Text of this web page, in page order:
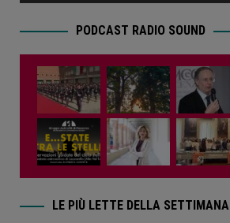
PODCAST RADIO SOUND
LE PIÙ LETTE DELLA SETTIMANA